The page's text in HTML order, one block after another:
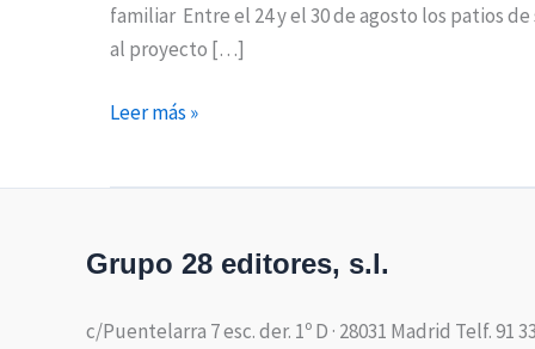
familiar Entre el 24 y el 30 de agosto los patios
al proyecto […]
Leer más »
Grupo 28 editores, s.l.
c/Puentelarra 7 esc. der. 1º D · 28031 Madrid Telf. 91